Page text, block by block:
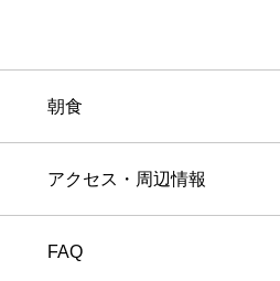
朝食
アクセス・周辺情報
FAQ